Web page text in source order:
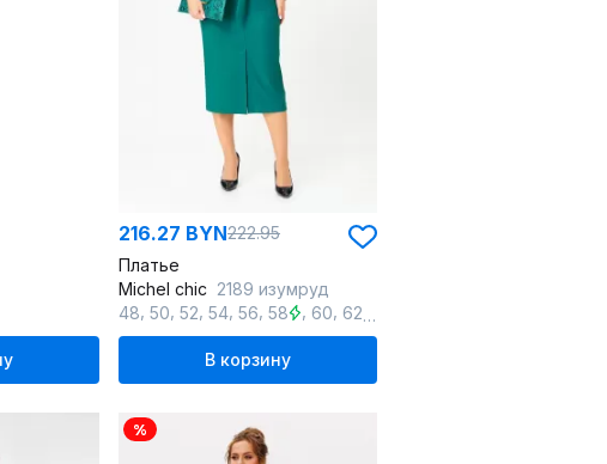
216.27 BYN222.95
Платье
Michel chic 2189 изумруд
48 50 52 54 56 58 60 62
В корзину
%